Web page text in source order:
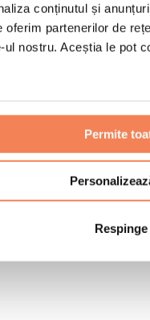
conținutul și
partenerilor de
nostru. Aceștia le pot
Permite
Respinge